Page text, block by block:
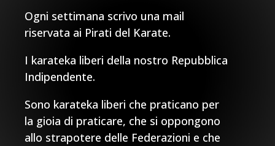
Ogni settimana scrivo una mail
riservata ai Pirati del Karate.
I karateka liberi della nostro Repubblica
Indipendente.
Sono karateka liberi che praticano per
la gioia di praticare, che si oppongono
allo strapotere delle Federazioni e che